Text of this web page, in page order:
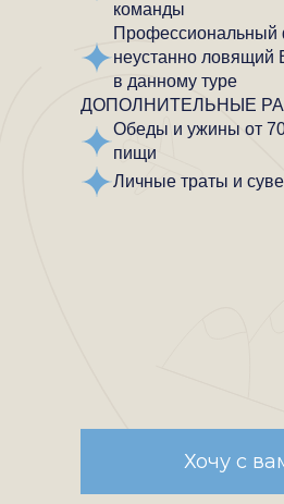
команды
Профессиональный
неустанно ловящий
в данному туре
ДОПОЛНИТЕЛЬНЫЕ
Обеды и ужины от
пищи
Личные траты и
Хочу с